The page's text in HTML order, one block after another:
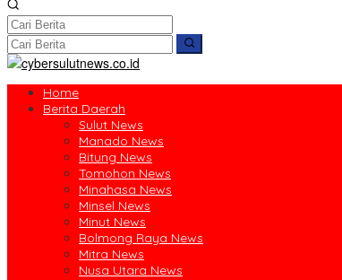
Home
Berita Daerah
Sulut News
Manado News
Bitung News
Tomohon News
Minahasa News
Minsel News
Minut News
Bolmong Raya News
Mitra News
Nusa Utara News